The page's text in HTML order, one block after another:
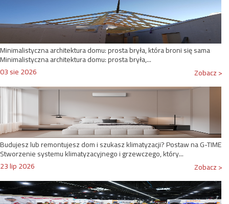
Minimalistyczna architektura domu: prosta bryła, która broni się sama
Minimalistyczna architektura domu: prosta bryła,...
03 sie 2026
Zobacz >
Budujesz lub remontujesz dom i szukasz klimatyzacji? Postaw na G-TIME
Stworzenie systemu klimatyzacyjnego i grzewczego, który...
23 lip 2026
Zobacz >